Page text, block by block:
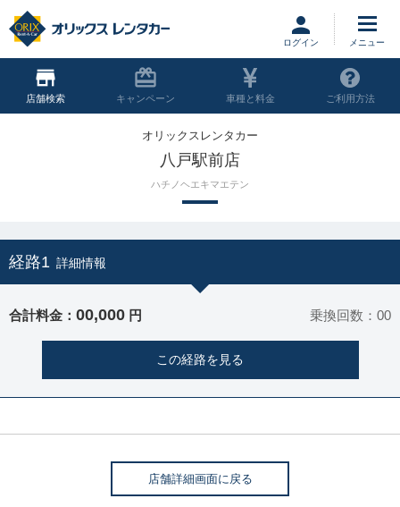
ログイン
店舗 キャンペーン 車種と料金 ご利用方法
オリックスレンタカー
八戸駅前店
ハチノヘエキマエテン
経路1 詳細情報
合計料金： 00,000 円 乗換回数：00
この経路を見る
店舗詳細画面に戻る